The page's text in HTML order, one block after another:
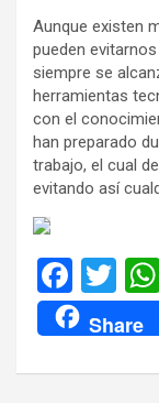
Aunque existen
pueden
siempre se
herramientas
con el
han preparado
trabajo, el cual
evitando así
F
a
ce
b
T
wi
tt
er
Share